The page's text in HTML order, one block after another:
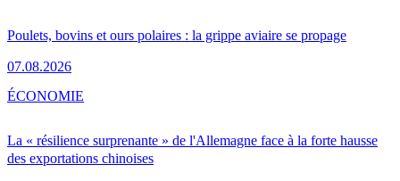
Poulets, bovins et ours polaires : la grippe aviaire se propage
07.08.2026
La « résilience surprenante » de l'Allemagne face à la forte hausse
des exportations chinoises
ÉCONOMIE